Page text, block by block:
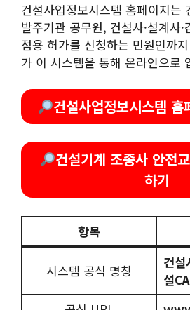
건설사업정보시스템 홈페이지는
발주기관 공무원, 건설사·설계사
점용 허가를 신청하는 민원인까
가 이 시스템을 통해 온라인으로
건설사업정보시스템 홈
건설기계 조종사 안전
하기
항목
시스템 공식 명칭
건설
설